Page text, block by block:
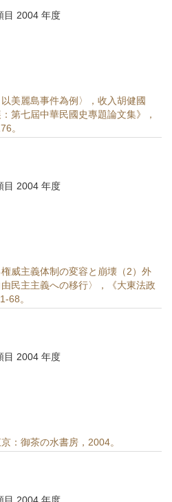
目 2004 年度
美麗島事件為例〉，收入胡健國
第七屆中華民國史專題論文集》，
。
目 2004 年度
威主義体制の変容と崩壊（2）外
民主主義への移行〉，《大東法政
68。
目 2004 年度
：御茶の水書房，2004。